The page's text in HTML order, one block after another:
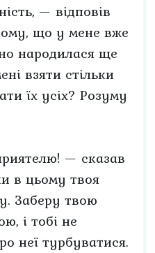
— відповів
що у мене вже
народилася ще
взяти стільки
їх усіх? Розуму
— сказав
в цьому твоя
Заберу твою
і тобі не
неї турбуватися.